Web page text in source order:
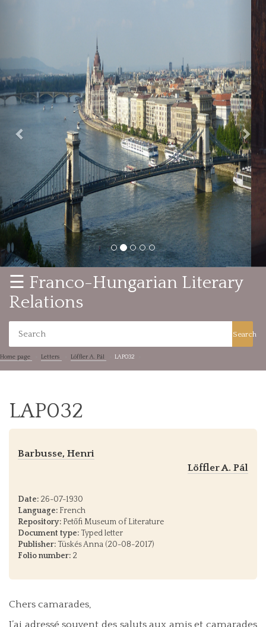
☰ Franco-Hungarian Literary
Relations
Search
Home page Letters Löffler A. Pál LAP032
LAP032
Barbusse, Henri
Löffler A. Pál
Date: 26-07-1930
Language: French
Repository: Petőfi Museum of Literature
Document type: Typed letter
Publisher: Tüskés Anna (20-08-2017)
Folio number: 2
Chers camarades,
J’ai adressé souvent des saluts aux amis et camarades